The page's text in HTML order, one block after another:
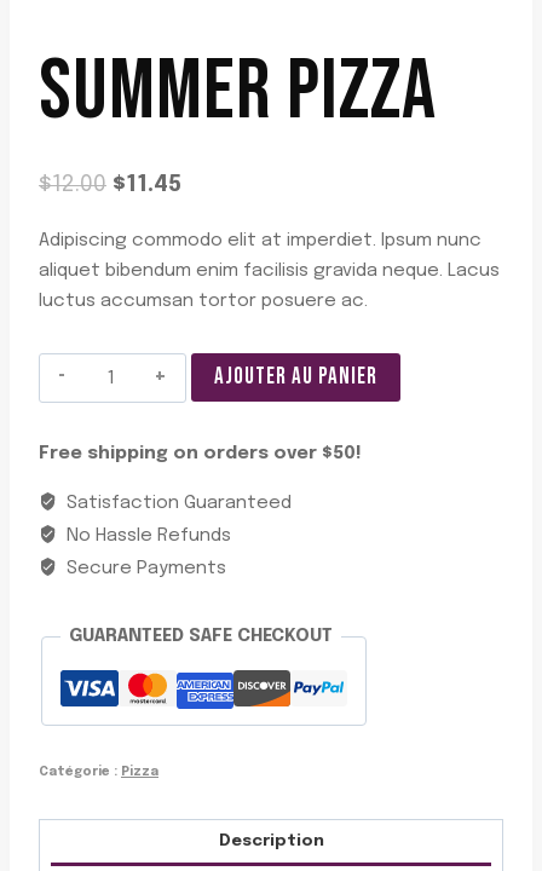
SUMMER PIZZA
$12.00 Le
initial
était :
$11.45
actuel
est :
Adipiscing commodo elit at imperdiet. Ipsum nunc
aliquet bibendum enim facilisis gravida neque. Lacus
luctus accumsan tortor posuere ac.
quantité
de
Pizza
AJOUTER AU PANIER
Free shipping on orders over $50!
Satisfaction Guaranteed
No Hassle Refunds
Secure Payments
GUARANTEED SAFE CHECKOUT
Catégorie : Pizza
Description